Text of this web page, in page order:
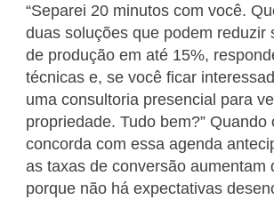
“Separei 20 minutos com você.
duas soluções que podem reduzir
de produção em até 15%,
técnicas e, se você ficar
uma consultoria presencial para
propriedade. Tudo bem?” Quando
concorda com essa agenda
as taxas de conversão aumentam
porque não há expectativas